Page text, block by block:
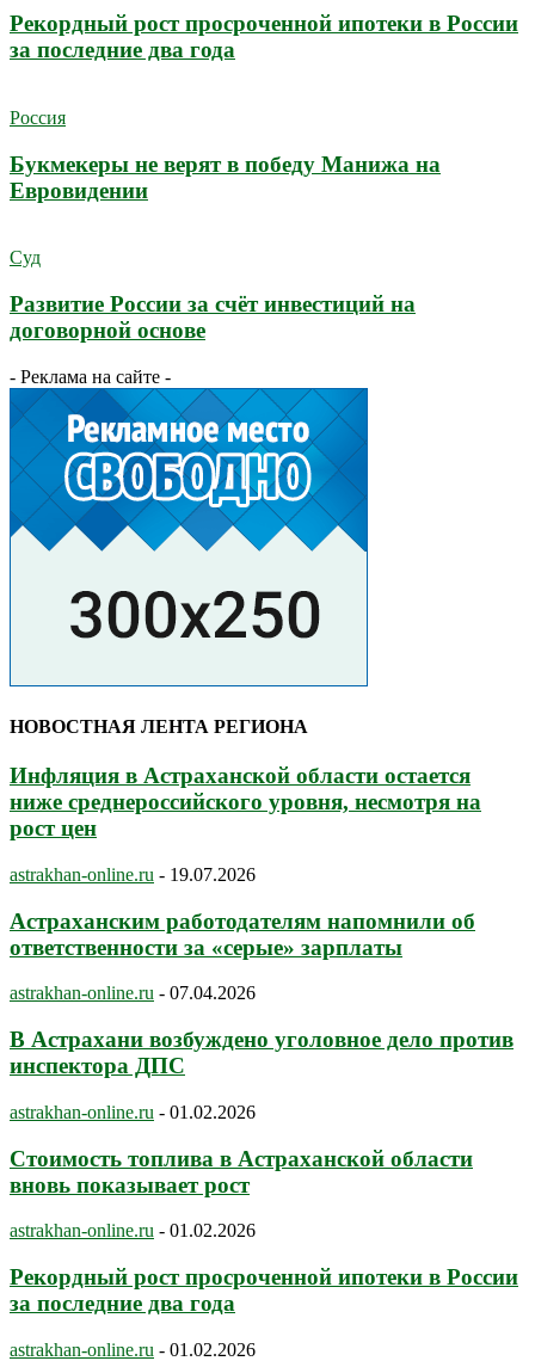
Рекордный рост просроченной ипотеки в России
за последние два года
Россия
Букмекеры не верят в победу Манижа на
Евровидении
Суд
Развитие России за счёт инвестиций на
договорной основе
- Реклама на сайте -
НОВОСТНАЯ ЛЕНТА РЕГИОНА
Инфляция в Астраханской области остается
ниже среднероссийского уровня, несмотря на
рост цен
astrakhan-online.ru - 19.07.2026
Астраханским работодателям напомнили об
ответственности за «серые» зарплаты
astrakhan-online.ru - 07.04.2026
В Астрахани возбуждено уголовное дело против
инспектора ДПС
astrakhan-online.ru - 01.02.2026
Стоимость топлива в Астраханской области
вновь показывает рост
astrakhan-online.ru - 01.02.2026
Рекордный рост просроченной ипотеки в России
за последние два года
astrakhan-online.ru - 01.02.2026